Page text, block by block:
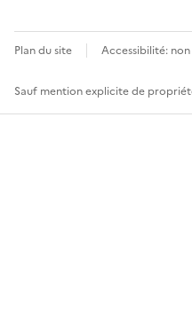
Plan du site Accessibilité:
Sauf mention explicite de